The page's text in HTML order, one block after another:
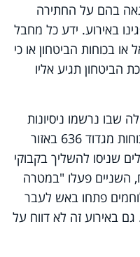
בהם על החתירה
באירוע. ידע כל מחבל
בכוחות הביטחון או כי
הביטחון תגיע אליו
שבו נרשמו ניסיונות
פיגוע נוספים. סמוך לחצות פעלו כוחות מגדוד 636 באזור
שניסו להשליך בקבוקי
השניים פעלו "במטרה
פתחו באש לעבר
באירוע זה לא דווח על